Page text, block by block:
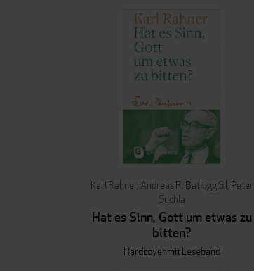
Karl Rahner, Andreas R. Batlogg SJ, Peter
Suchla
Hat es Sinn, Gott um etwas zu
bitten?
Hardcover mit Leseband